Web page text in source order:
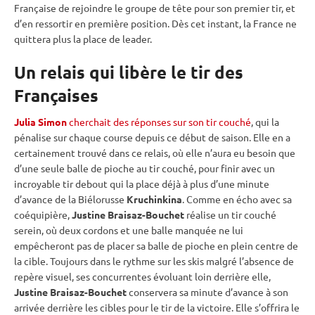
Française de rejoindre le groupe de tête pour son premier tir, et
d’en ressortir en première position. Dès cet instant, la France ne
quittera plus la place de leader.
Un relais qui libère le tir des
Françaises
Julia Simoncherchait des réponses sur son tir couché, qui la
pénalise sur chaque course depuis ce début de saison. Elle en a
certainement trouvé dans ce relais, où elle n’aura eu besoin que
d’une seule balle de pioche au tircouché, pour finir avec un
incroyable tirdebout qui la place déjà à plus d’une minute
d’avance de la Biélorusse Kruchinkina. Comme en écho avec sa
coéquipière,Justine Braisaz-Bouchet réalise un tircouché
serein, où deux cordons et une balle manquée ne lui
empêcheront pas de placer sa balle de pioche en plein centre de
lacible. Toujours dans le rythme sur les skis malgré l’absence de
repère visuel, ses concurrentes évoluant loin derrière elle,
Justine Braisaz-Bouchetconservera sa minute d’avance à son
arrivée derrière les cibles pour le tir de la victoire. Elle s’offrira le